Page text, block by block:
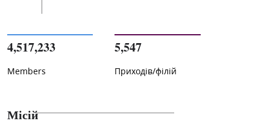
4,517,233
Members
5,547
Приходів/філій
Місій